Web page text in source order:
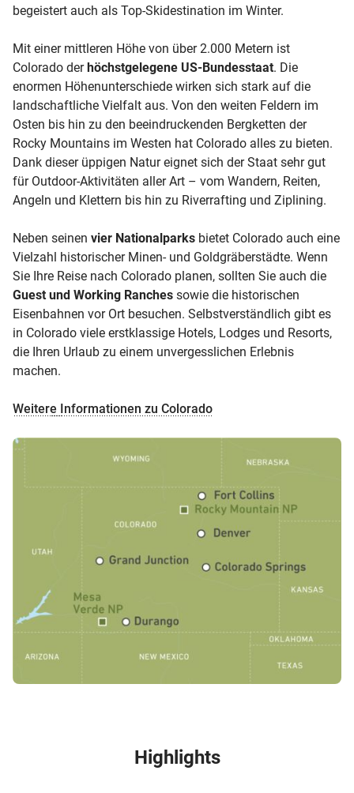
begeistert auch als Top-Skidestination im Winter.
Mit einer mittleren Höhe von über 2.000 Metern ist
Colorado derhöchstgelegene US-Bundesstaat. Die
enormen Höhenunterschiede wirken sich stark auf die
landschaftliche Vielfalt aus. Von den weiten Feldern im
Osten bis hin zu den beeindruckenden Bergketten der
Rocky Mountains im Westen hat Colorado alles zu bieten.
Dank dieser üppigen Natur eignet sich der Staat sehr gut
für Outdoor-Aktivitäten aller Art – vom Wandern, Reiten,
Angeln und Klettern bis hin zu Riverrafting und Ziplining.
Neben seinen vier Nationalparks bietet Colorado auch eine
Vielzahl historischer Minen- und Goldgräberstädte. Wenn
Sie Ihre Reise nach Colorado planen, sollten Sie auch die
Guest und Working Ranches sowie die historischen
Eisenbahnen vor Ort besuchen. Selbstverständlich gibt es
in Colorado viele erstklassige Hotels, Lodges und Resorts,
die Ihren Urlaub zu einem unvergesslichen Erlebnis
machen.
Weitere Informationen zu Colorado
Highlights